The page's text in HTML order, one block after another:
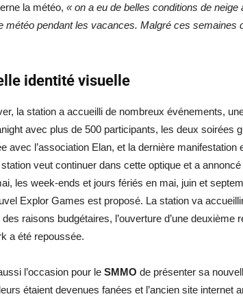
la météo, « on a eu de belles conditions de
météo pendant les vacances. Malgré ces semaines
identité visuelle
la station a accueilli de nombreux événements,
avec plus de 500 participants, les deux soirées
avec l’association Elan, et la dernière manifestation
veut continuer dans cette optique et a
les week-ends et jours fériés en mai, juin et
Explor Games est proposé. La station va
raisons budgétaires, l’ouverture d’une deuxième
a été repoussée.
l’occasion pour le SMMO de présenter sa
étaient devenues fanées et l’ancien site internet